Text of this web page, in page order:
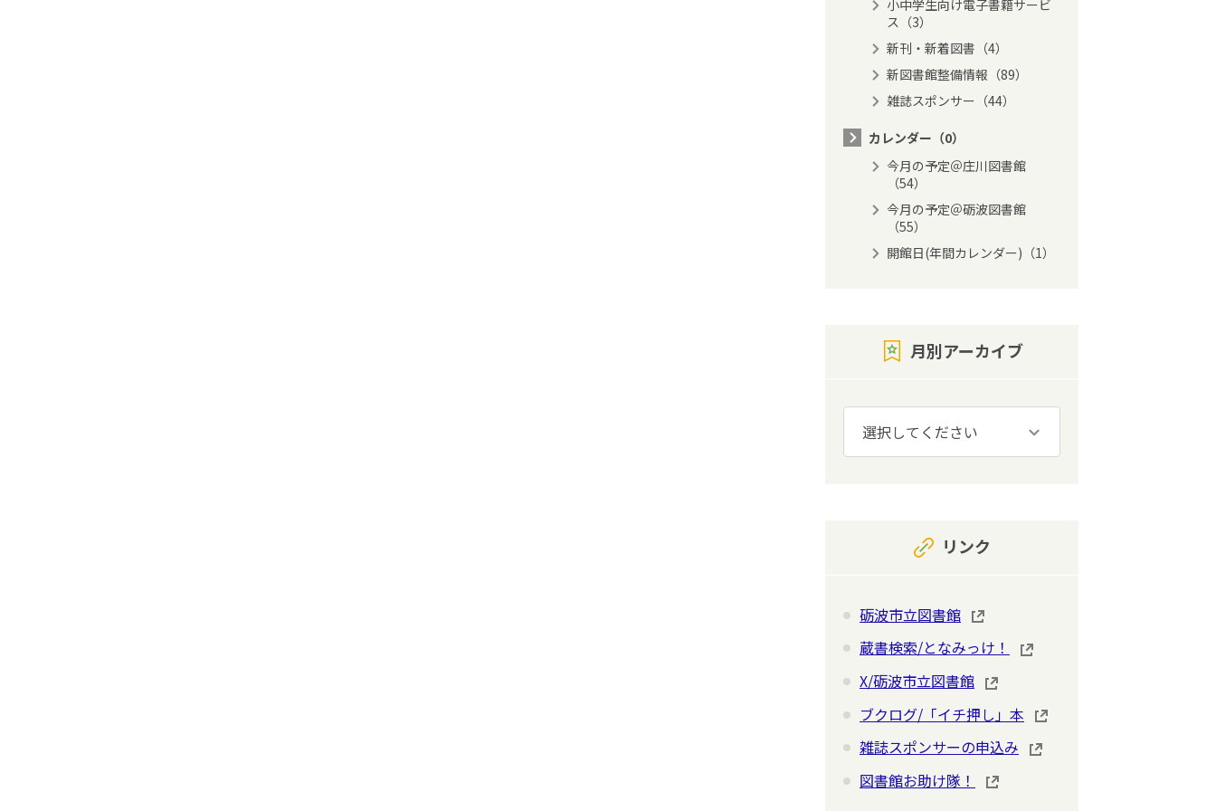
小中学生向け電子書籍サービ
ス（3）
新刊・新着図書（4）
新図書館整備情報（89）
雑誌スポンサー（44）
カレンダー（0）
今月の予定＠庄川図書館
（54）
今月の予定＠砺波図書館
（55）
開館日(年間カレンダー)（1）
月別アーカイブ
リンク
砺波市立図書館
蔵書検索/となみっけ！
X/砺波市立図書館
ブクログ/「イチ押し」本
雑誌スポンサーの申込み
図書館お助け隊！